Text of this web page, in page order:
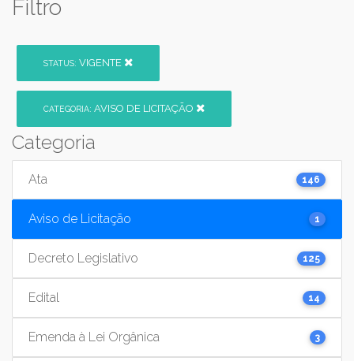
Filtro
STATUS: VIGENTE
CATEGORIA: AVISO DE LICITAÇÃO
Categoria
Ata 146
Aviso de Licitação 1
Decreto Legislativo 125
Edital 14
Emenda à Lei Orgânica 3